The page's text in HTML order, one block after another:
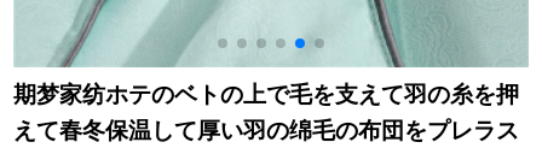
期梦家纺ホテのベトの上で毛を支えて羽の糸を押
えて春冬保温して厚い羽の绵毛の布団をプレラス